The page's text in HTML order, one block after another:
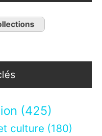
(425)
culture (180)